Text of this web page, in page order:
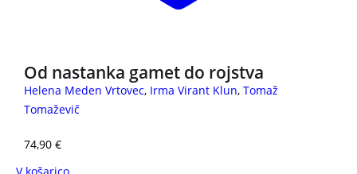
Od nastanka gamet do rojstva
Helena Meden Vrtovec, Irma Virant Klun, Tomaž
Tomaževič
74,90 €